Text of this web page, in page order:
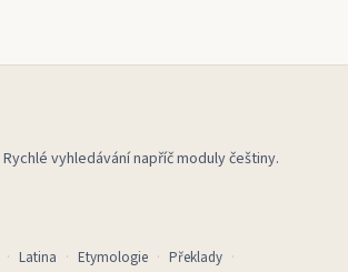
Rychlé vyhledávání napříč moduly češtiny.
Latina Etymologie
Překlady